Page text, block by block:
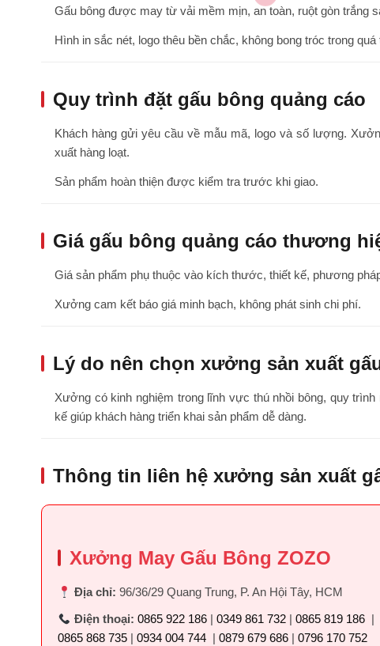
Gấu bông được may từ vải mềm mịn, an toàn, ruột gòn trắng
Hình in sắc nét, logo thêu bền chắc, không bong tróc trong
Quy trình đặt gấu bông quảng cáo
Khách hàng gửi yêu cầu về mẫu mã, logo và số lượng.
xuất hàng loạt.
Sản phẩm hoàn thiện được kiểm tra trước khi giao.
Giá gấu bông quảng cáo thương
Giá sản phẩm phụ thuộc vào kích thước, thiết kế, phương
Xưởng cam kết báo giá minh bạch, không phát sinh chi phí.
Lý do nên chọn xưởng sản xuất
Xưởng có kinh nghiệm trong lĩnh vực thú nhồi bông, quy
kế giúp khách hàng triển khai sản phẩm dễ dàng.
Thông tin liên hệ xưởng sản xuất
Xưởng May Gấu Bông ZOZO
Địa chỉ:96/36/29 Quang Trung, P. An Hội Tây, HCM
Điện thoại:0865 922 186 |0349 861 732 |0865 819 186
0865 868 735 | 0934 004 744 | 0879 679 686 | 0796 170 752